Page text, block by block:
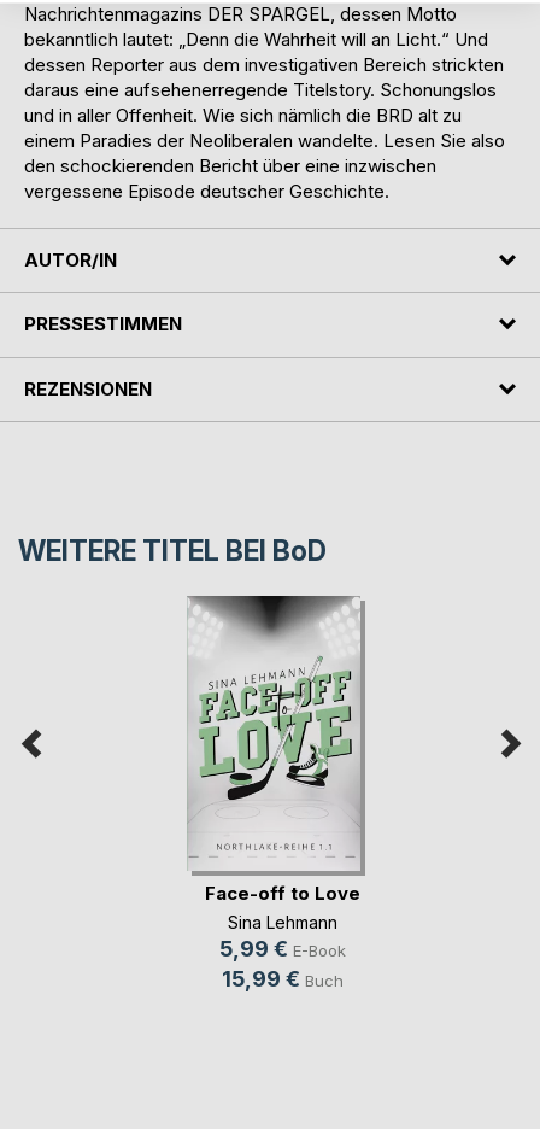
Nachrichtenmagazins DER SPARGEL, dessen Motto
bekanntlich lautet: „Denn die Wahrheit will an Licht.“ Und
dessen Reporter aus dem investigativen Bereich strickten
daraus eine aufsehenerregende Titelstory. Schonungslos
und in aller Offenheit. Wie sich nämlich die BRD alt zu
einem Paradies der Neoliberalen wandelte. Lesen Sie also
den schockierenden Bericht über eine inzwischen
vergessene Episode deutscher Geschichte.
AUTOR/IN
PRESSESTIMMEN
REZENSIONEN
WEITERE TITEL BEI BoD
Face-off to Love
Sina Lehmann
5,99 € E-Book
15,99 € Buch